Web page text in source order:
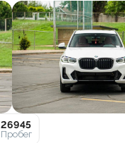
26945
Пробег